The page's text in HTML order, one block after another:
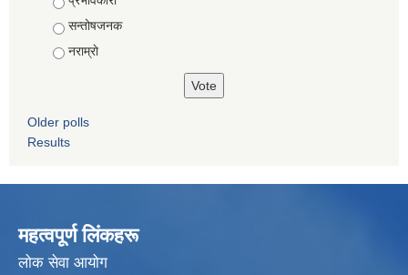
सन्तोषजनक
नराम्राे
Older polls
Results
महत्वपूर्ण लिंकहरू
लाेक सेवा आयाेग